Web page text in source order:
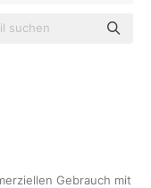
Gebrauch mit